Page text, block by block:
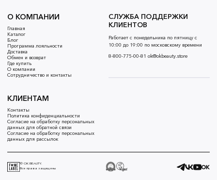
О КОМПАНИИ
Главная
Каталог
Блог
Программа лояльности
Доставка
Обмен и возврат
Где купить
О компании
Сотрудничество и контакты
КЛИЕНТАМ
Контакты
Политика конфиденциальности
Согласие на обработку персональных
данных для обратной связи
Согласие на обработку персональных
данных для рассылок
СЛУЖБА ПОДДЕРЖКИ
КЛИЕНТОВ
Работает с понедельника по пятницу с
10:00 до 19:00 по московскому времени
8-800-775-00-81 ok@okbeauty.store
© OK BEAUTY.
Все права защищены